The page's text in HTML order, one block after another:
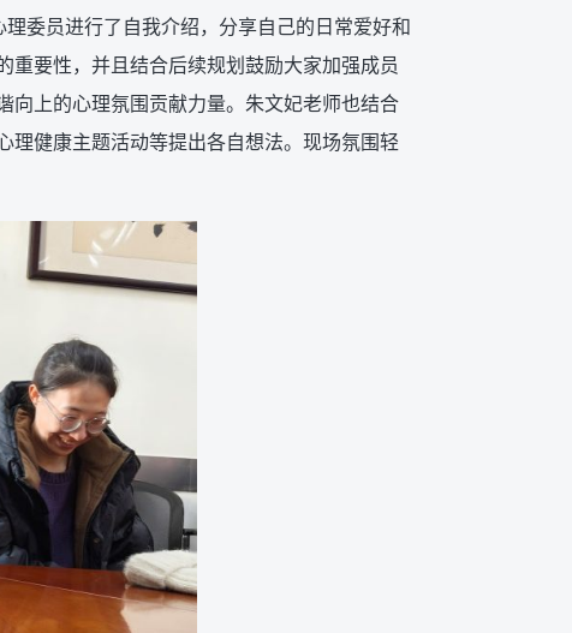
委员进行了自我介绍，分享自己的日常爱好和
要性，并且结合后续规划鼓励大家加强成员
向上的心理氛围贡献力量。朱文妃老师也结合
理健康主题活动等提出各自想法。现场氛围轻